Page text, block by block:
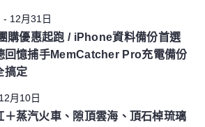
- 12月31日
購優惠起跑 / iPhone資料備份首選
回憶捕手MemCatcher Pro充電備份
搞定
12月10日
＋蒸汽火車、隙頂雲海、頂石棹琉璃